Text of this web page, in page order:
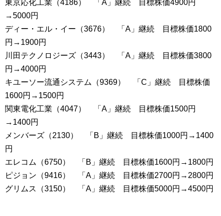
東京応化工業（4186） 「A」継続 目標株価4900円
→5000円
ディー・エル・イー（3676） 「A」継続 目標株価1800
円→1900円
川田テクノロジーズ（3443） 「A」継続 目標株価3800
円→4000円
キユーソー流通システム（9369） 「C」継続 目標株価
1600円→1500円
関東電化工業（4047） 「A」継続 目標株価1500円
→1400円
メンバーズ（2130） 「B」継続 目標株価1000円→1400
円
エレコム（6750） 「B」継続 目標株価1600円→1800円
ピジョン（9416） 「A」継続 目標株価2700円→2800円
グリムス（3150） 「A」継続 目標株価5000円→4500円